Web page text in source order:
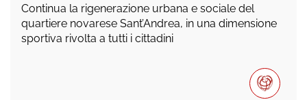
Continua la rigenerazione urbana e sociale del
quartiere novarese Sant’Andrea, in una dimensione
sportiva rivolta a tutti i cittadini